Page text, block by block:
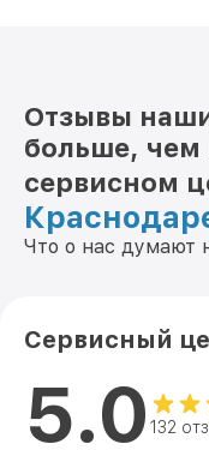
Отзывы
больше,
сервисном
Что о нас думают
Сервисный
5.0 132